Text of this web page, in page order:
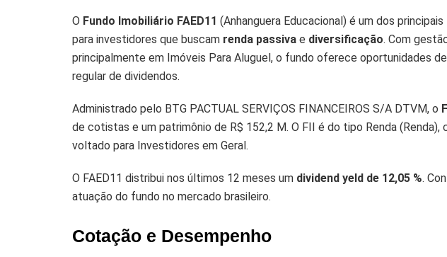
O Fundo Imobiliário FAED11 (Anhanguera Educacional) é um dos
para investidores que buscam renda passiva e diversificação. Com
principalmente em Imóveis Para Aluguel, o fundo oferece oportunidades
regular de dividendos.
Administrado pelo BTG PACTUAL SERVIÇOS FINANCEIROS S/A DTVM, o
de cotistas e um patrimônio de R$ 152,2 M. O FII é do tipo Renda (Renda),
voltado para Investidores em Geral.
O FAED11 distribui nos últimos 12 meses um dividend yeld de 12,05 %.
atuação do fundo no mercado brasileiro.
Cotação e Desempenho